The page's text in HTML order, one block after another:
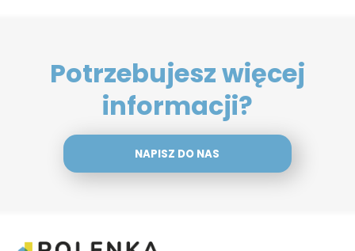
Potrzebujesz więcej
informacji?
NAPISZ DO NAS